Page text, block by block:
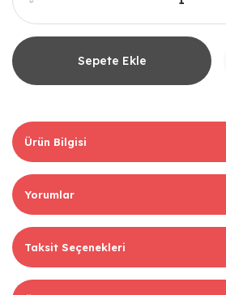
Sepete Ekle
Ürün Bilgisi
Yorumlar
Taksit Seçenekleri